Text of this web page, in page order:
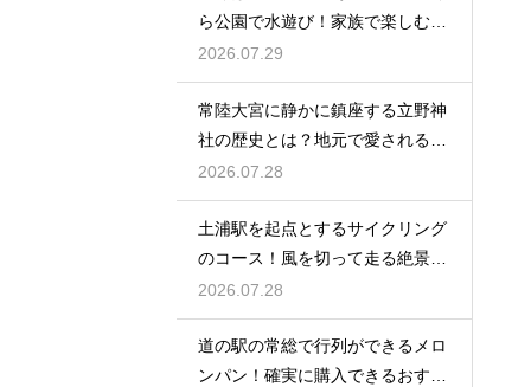
ら公園で水遊び！家族で楽しむ休
日の午後
2026.07.29
常陸大宮に静かに鎮座する立野神
社の歴史とは？地元で愛される信
仰の拠点
2026.07.28
土浦駅を起点とするサイクリング
のコース！風を切って走る絶景ル
ート
2026.07.28
道の駅の常総で行列ができるメロ
ンパン！確実に購入できるおすす